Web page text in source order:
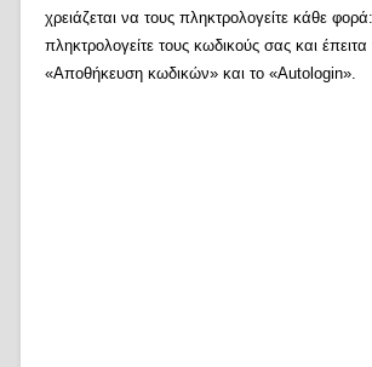
χρειάζεται να τους πληκτρολογείτε κάθε
πληκτρολογείτε τους κωδικούς σας και έπειτα
«Αποθήκευση κωδικών» και το «Autologin».